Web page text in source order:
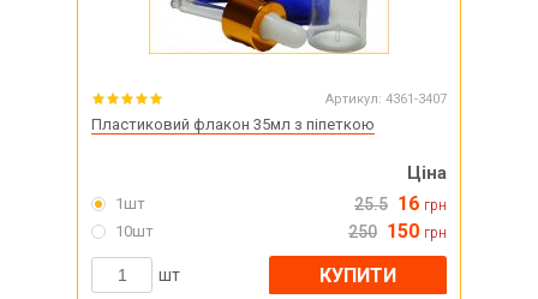
Артикул: 4361-3407
Пластиковий флакон 35мл з піпеткою
Ціна
1шт 25.5 16 грн
10шт 250 150 грн
шт КУПИТИ